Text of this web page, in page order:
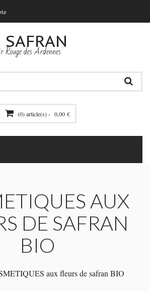
SAFRAN
des Ardennes
(0) article(s) - 0,00 €
AUX
DE SAFRAN
BIO
aux fleurs de safran BIO